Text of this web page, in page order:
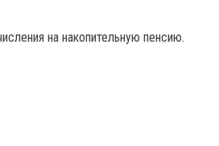
на накопительную пенсию.